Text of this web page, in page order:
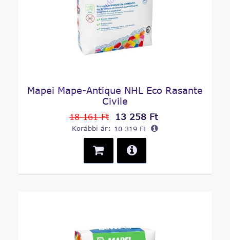
Mapei Mape-Antique NHL Eco Rasante
Civile
18 161 Ft 13 258 Ft
Korábbi ár: 10 319 Ft